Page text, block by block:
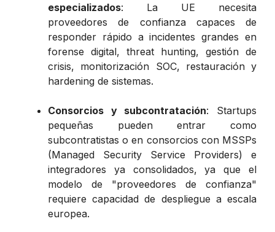
especializados: La UE necesita
proveedores de confianza capaces de
responder rápido a incidentes grandes en
forense digital, threat hunting, gestión de
crisis, monitorización SOC, restauración y
hardening de sistemas.
Consorcios y subcontratación: Startups
pequeñas pueden entrar como
subcontratistas o en consorcios con MSSPs
(Managed Security Service Providers) e
integradores ya consolidados, ya que el
modelo de "proveedores de confianza"
requiere capacidad de despliegue a escala
europea.